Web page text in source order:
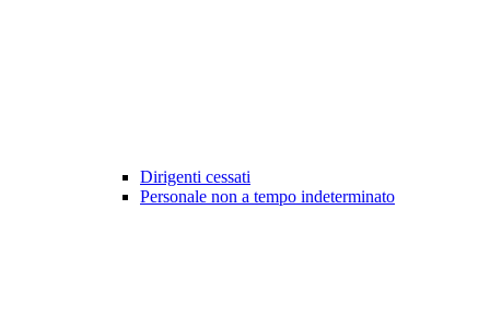
Dirigenti cessati
Personale non a tempo indeterminato